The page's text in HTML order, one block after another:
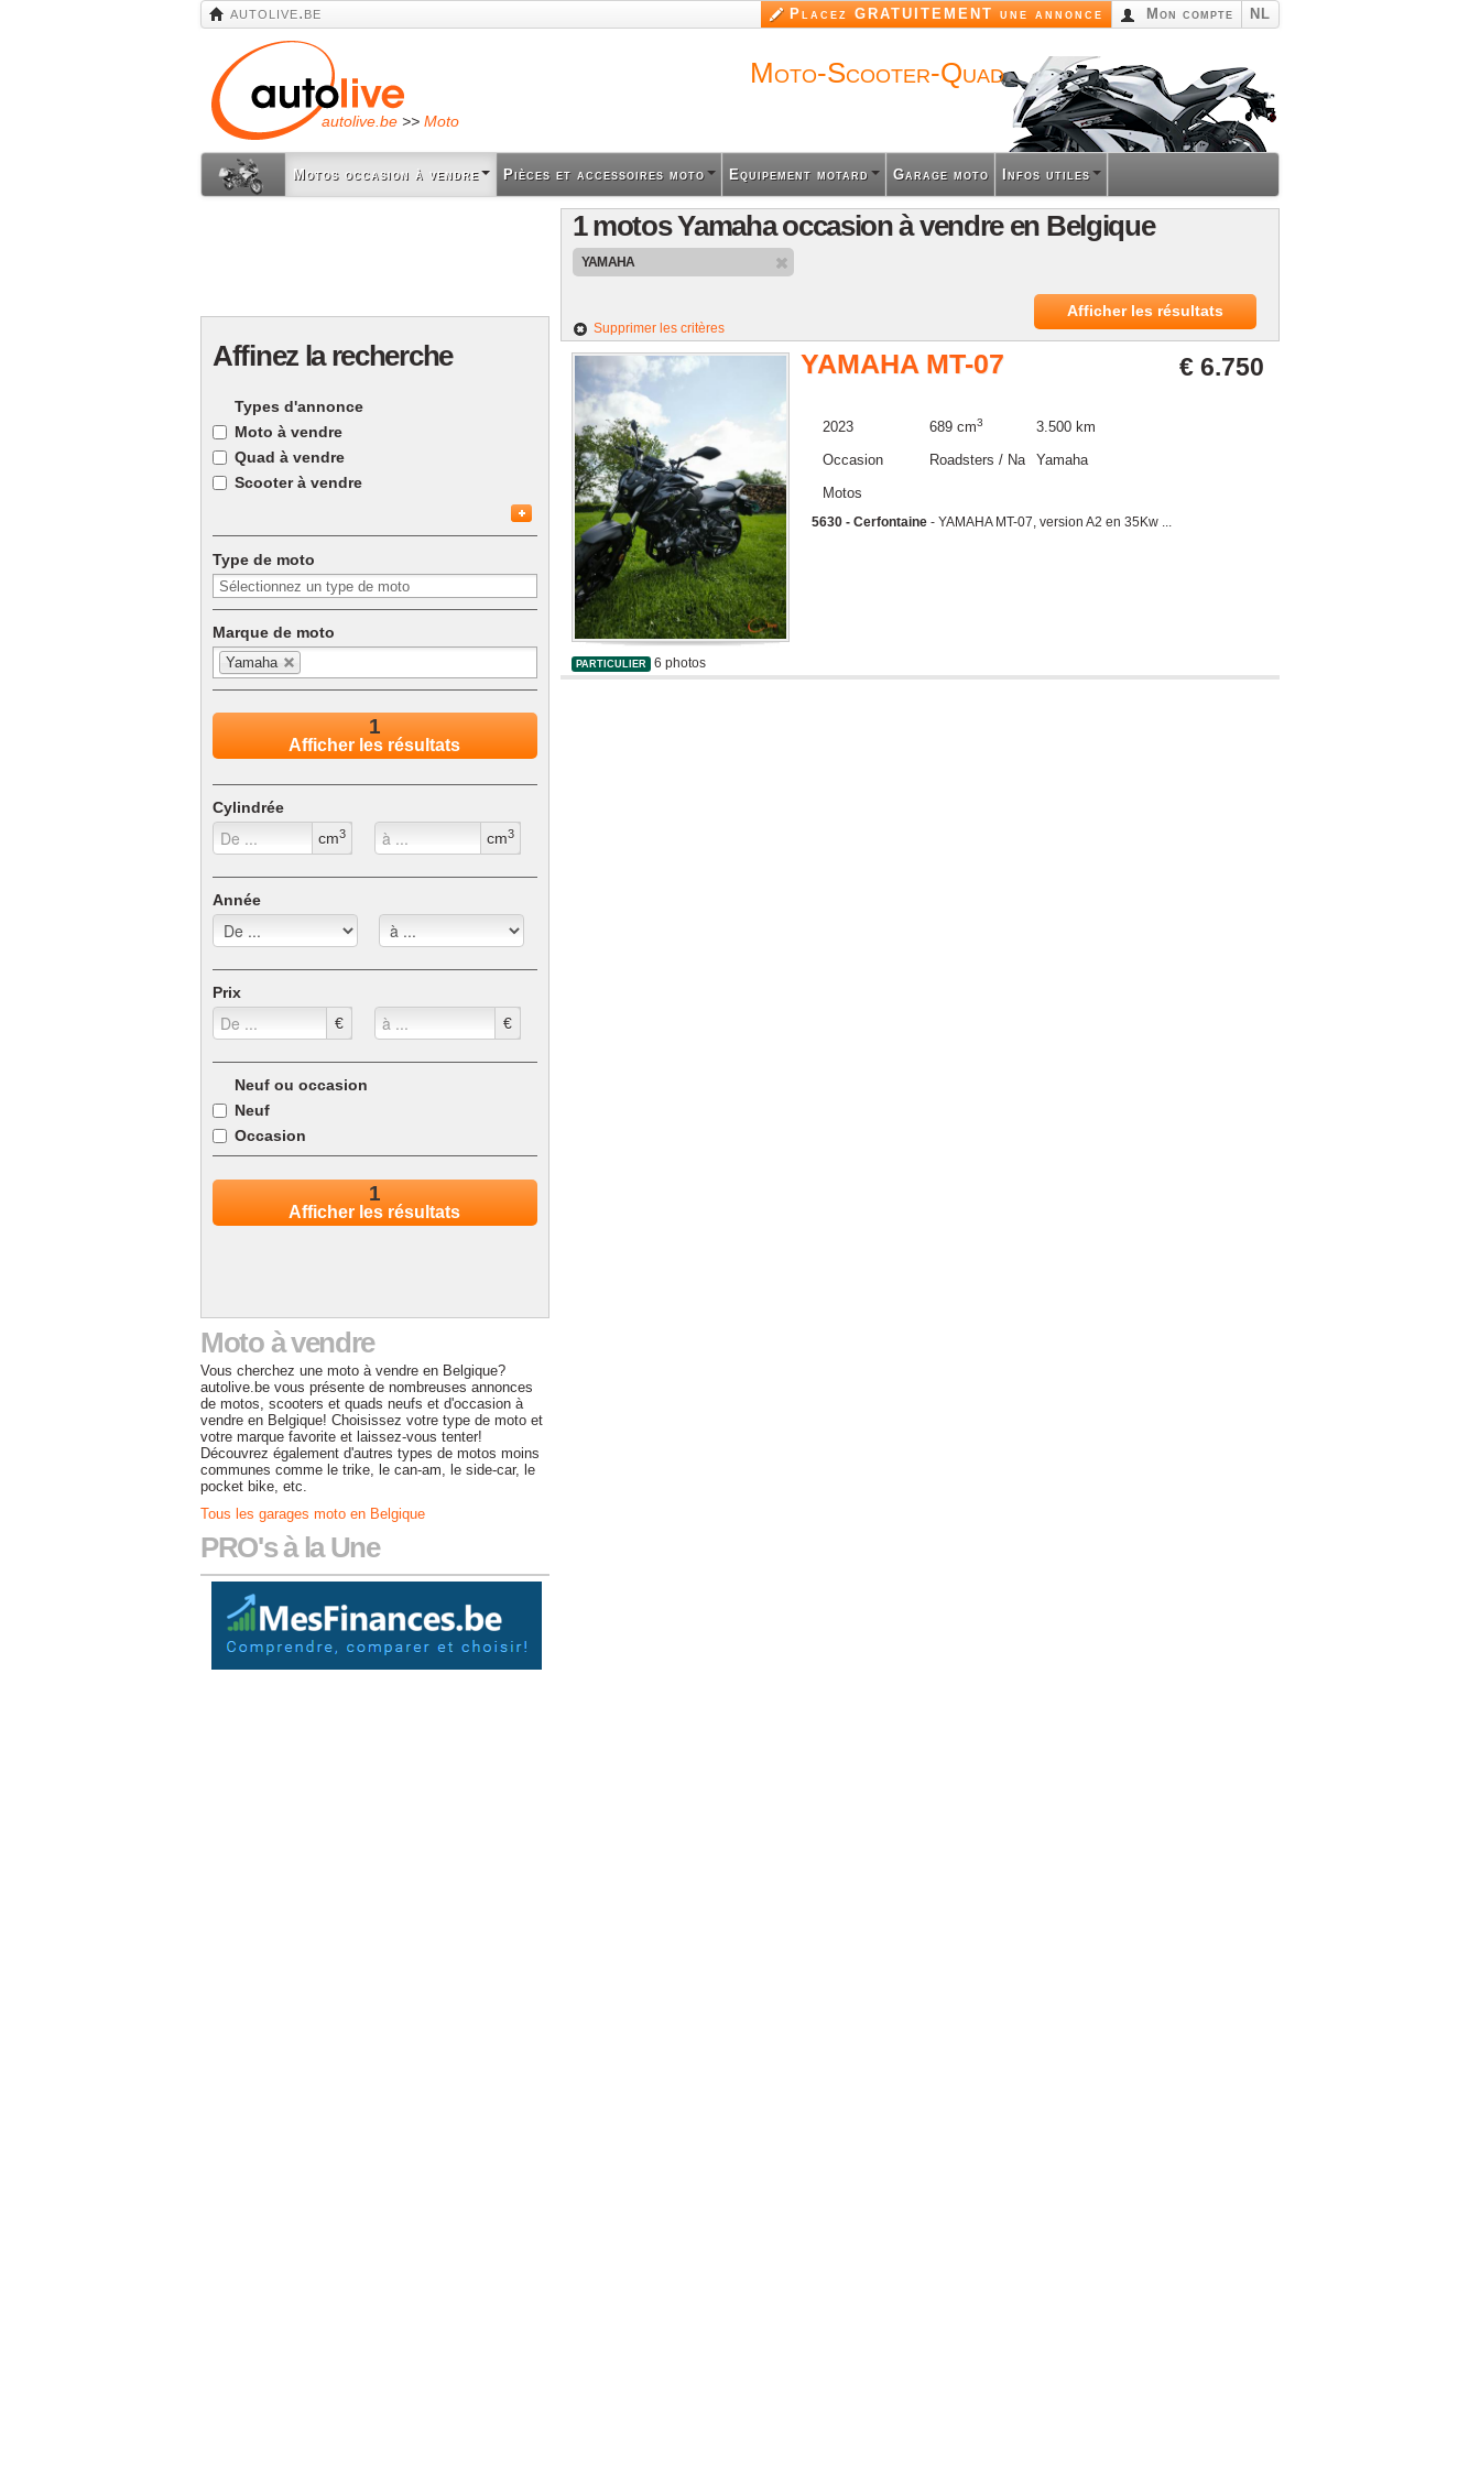
principal
autolive.be Placez GRATUITEMENT une annonce Mon compte NL
autolive.be >> Moto
Moto-Scooter-Quad
Motos occasion à vendre Pièces et accessoires moto Equipement motard Garage moto Infos utiles
Affinez la recherche
Types d'annonce
Moto à vendre
Quad à vendre
Scooter à vendre
Pocket bike
Can-Am
Mobylette
Trike
Motoneige
Type de moto
Marque de moto
Yamaha
1
Afficher les résultats
Cylindrée
cm3 cm3
Année
Prix
€
€
Neuf ou occasion
Neuf
Occasion
1
Afficher les résultats
Moto à vendre
Vous cherchez une moto à vendre en Belgique?
autolive.be vous présente de nombreuses annonces
de motos, scooters et quads neufs et d'occasion à
vendre en Belgique! Choisissez votre type de moto et
votre marque favorite et laissez-vous tenter!
Découvrez également d'autres types de motos moins
communes comme le trike, le can-am, le side-car, le
pocket bike, etc.
Tous les garages moto en Belgique
PRO's à la Une
1 motos Yamaha occasion à vendre en Belgique
YAMAHA
Supprimer les critères
Afficher les résultats
PARTICULIER 6 photos
YAMAHA MT-07 € 6.750
2023 689 cm3
3.500 km
Occasion
Roadsters / Naked bike
Yamaha
Motos
5630 - Cerfontaine - YAMAHA MT-07, version A2 en 35Kw ...